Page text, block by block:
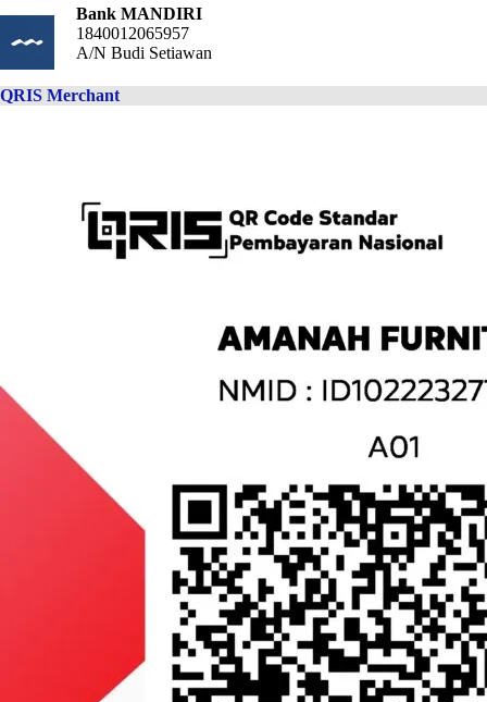
Bank MANDIRI
1840012065957
A/N Budi Setiawan
QRIS Merchant